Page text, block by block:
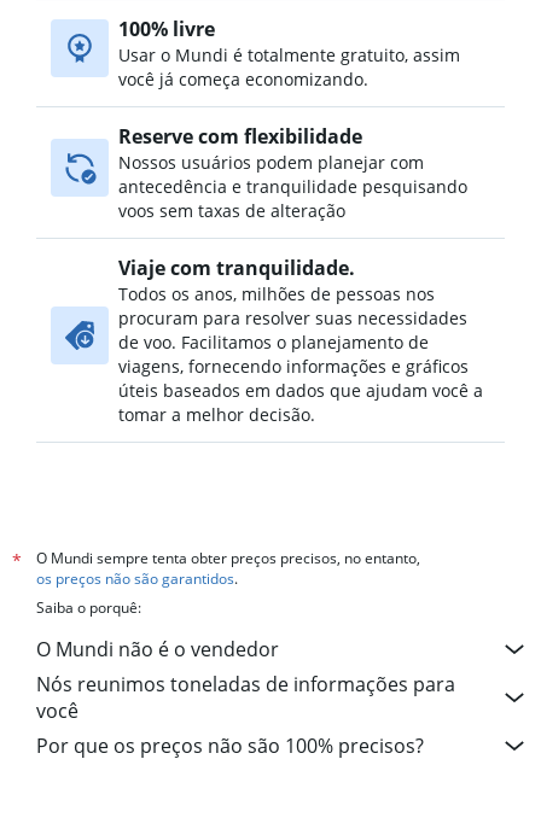
100% livre
Usar o Mundi é totalmente gratuito, assim
você já começa economizando.
Reserve com flexibilidade
Nossos usuários podem planejar com
antecedência e tranquilidade pesquisando
voos sem taxas de alteração
Viaje com tranquilidade.
Todos os anos, milhões de pessoas nos
procuram para resolver suas necessidades
de voo. Facilitamos o planejamento de
viagens, fornecendo informações e gráficos
úteis baseados em dados que ajudam você a
tomar a melhor decisão.
*
O Mundi sempre tenta obter preços precisos, no entanto,
os preços não são garantidos.
Saiba o porquê:
O Mundi não é o vendedor
Nós reunimos toneladas de informações para
você
Por que os preços não são 100% precisos?